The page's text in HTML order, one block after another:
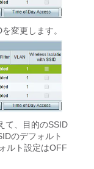
変更します。
て、目的のSSID
のデフォルト
ルト設定はOFF